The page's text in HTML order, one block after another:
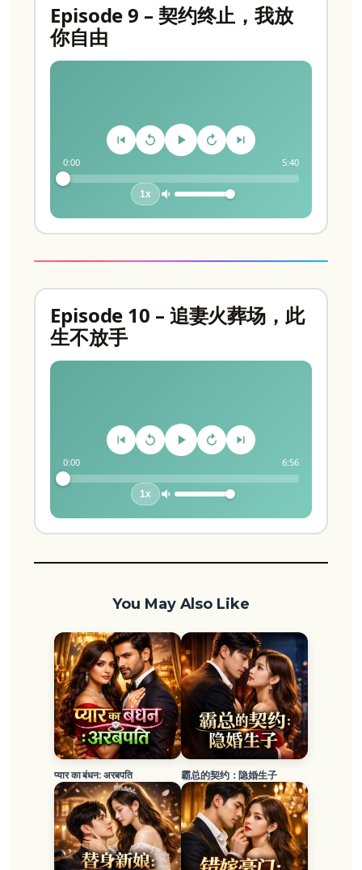
Episode 9 – 契约终止，我放
你自由
0:00 5:40
1x
Episode 10 – 追妻火葬场，此
生不放手
0:00 6:56
1x
You May Also Like
प्यार का बंधन: अरबपति 霸总的契约：隐婚生子